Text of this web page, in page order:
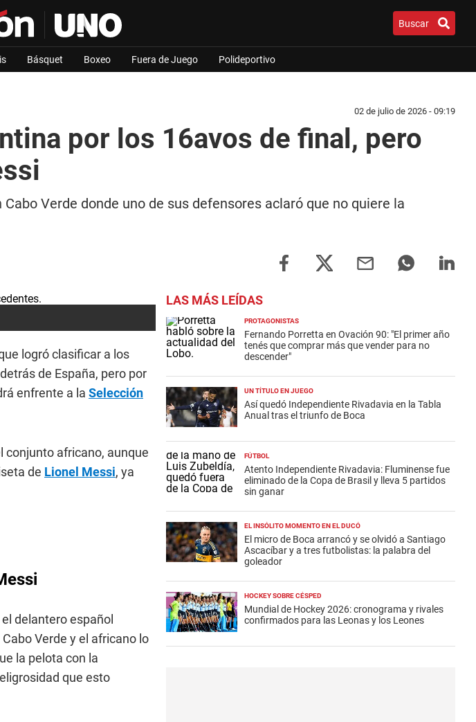
Buscar
Básquet Boxeo Fuera de Juego Polideportivo
02 de julio de 2026 - 09:19
por los 16avos de final, pero
Verde donde uno de sus defensores aclaró que no quiere la
logró clasificar a los
de España, pero por
enfrente a la Selección
conjunto africano, aunque
de Lionel Messi, ya
delantero español
Verde y el africano lo
la pelota con la
que esto
LAS MÁS LEÍDAS
PROTAGONISTAS
Fernando Porretta en Ovación 90: "El primer año
tenés que comprar más que vender para no
descender"
UN TÍTULO EN JUEGO
Así quedó Independiente Rivadavia en la Tabla
Anual tras el triunfo de Boca
FÚTBOL
Atento Independiente Rivadavia: Fluminense fue
eliminado de la Copa de Brasil y lleva 5 partidos
sin ganar
EL INSÓLITO MOMENTO EN EL DUCÓ
El micro de Boca arrancó y se olvidó a Santiago
Ascacíbar y a tres futbolistas: la palabra del
goleador
HOCKEY SOBRE CÉSPED
Mundial de Hockey 2026: cronograma y rivales
confirmados para las Leonas y los Leones